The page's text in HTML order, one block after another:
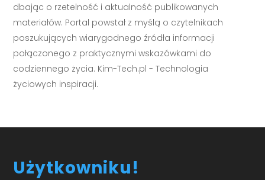
dbając o rzetelność i aktualność publikowanych
materiałów. Portal powstał z myślą o czytelnikach
poszukujących wiarygodnego źródła informacji
połączonego z praktycznymi wskazówkami do
codziennego życia. Kim-Tech.pl - Technologia
życiowych inspiracji.
Użytkowniku!